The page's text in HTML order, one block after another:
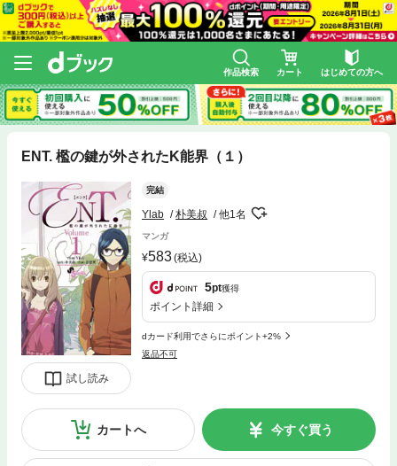
作品検索 カート はじめての方へ
ENT. 檻の鍵が外されたK能界（１）
試し読み
完結
Ylab 朴美叔 他1名
マンガ
583(税込)
5pt獲得
ポイント詳細
dカード利用でさらにポイント+2%
返品不可
カートへ 今すぐ買う